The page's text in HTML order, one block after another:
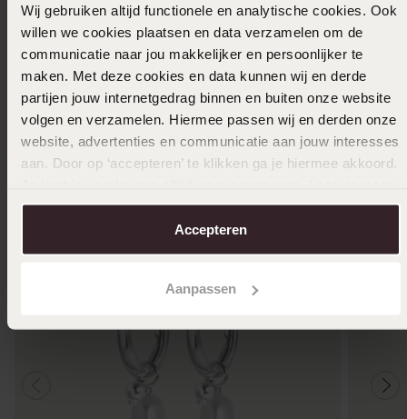
Wij gebruiken altijd functionele en analytische cookies. Ook
willen we cookies plaatsen en data verzamelen om de
communicatie naar jou makkelijker en persoonlijker te
maken. Met deze cookies en data kunnen wij en derde
partijen jouw internetgedrag binnen en buiten onze website
volgen en verzamelen. Hiermee passen wij en derden onze
website, advertenties en communicatie aan jouw interesses
aan. Door op ‘accepteren’ te klikken ga je hiermee akkoord.
over in onscookiebeleid.
Accepteren
Aanpassen
In winkelmand
Ook leuk voor jou